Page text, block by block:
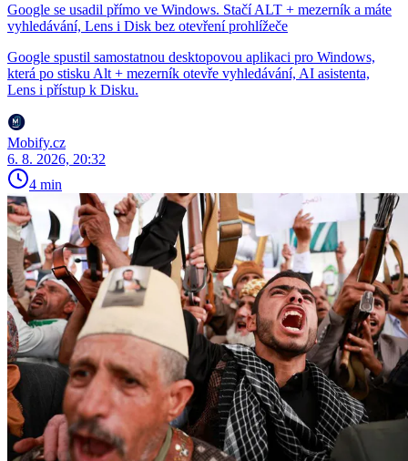
Google se usadil přímo ve Windows. Stačí ALT + mezerník a máte
vyhledávání, Lens i Disk bez otevření prohlížeče
Google spustil samostatnou desktopovou aplikaci pro Windows,
která po stisku Alt + mezerník otevře vyhledávání, AI asistenta,
Lens i přístup k Disku.
Mobify.cz
6. 8. 2026, 20:32
4 min